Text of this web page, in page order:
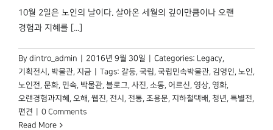
10월 2일은 노인의 날이다. 살아온 세월의 깊이만큼이나 오랜
경험과 지혜를 [...]
By dintro_admin 2016년 9월 30일 Categories: Legacy,
기획전시 , 박물관, 지금 Tags: 갈등, 국립, 국립민속박물관, 김영인, 노인,
노인전, 문화, 민속, 박물관, 블로그, 사진, 소통, 어르신, 영상, 영화,
오랜경험과지혜 , 오해 , 웹진, 전시 , 전통, 조용문, 지하철택배 , 청년, 특별전,
편견
0 Comments
Read More